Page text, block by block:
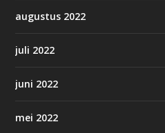
augustus 2022
juli 2022
juni 2022
mei 2022